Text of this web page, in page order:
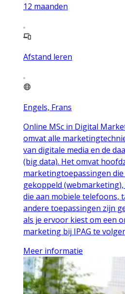
12 maanden
Afstand leren
Engels, Frans
Online MSc in Digital
omvat alle
van digitale media en de
(big data). Het omvat
marketingtoepassingen
gekoppeld
die aan mobiele telefoons,
andere toepassingen zijn
als je ervoor kiest om een
marketing bij IPAG te
Meer informatie